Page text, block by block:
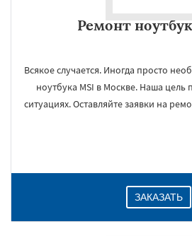
Ремонт
Всякое случается. Иногда просто
ноутбука MSI в Москве. Наша цель
ситуациях. Оставляйте заявки на
ЗАКАЗАТЬ